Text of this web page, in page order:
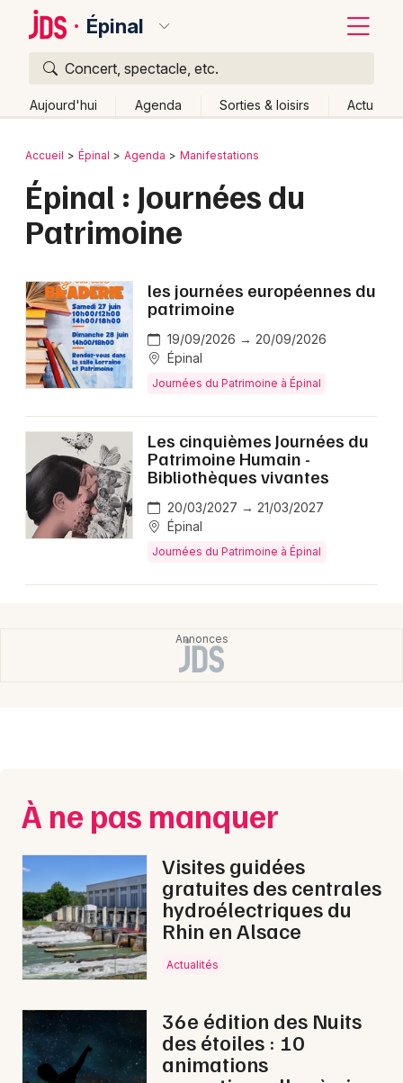
Épinal
Concert, spectacle, etc.
Aujourd'hui Agenda Sorties & loisirs Actu
Publier un événement
Activité & Expérience
Manifestations
Spectacles
Concerts
Sports
Journées du Patrimoine dans le Grand Est
Newsletter des sorties
Artistes en tournée
Actus à Épinal
Magazine à Épinal
Bordeaux
Colmar
Lyon
Marseille
Mulhouse
Nantes
Nice
Paris
Retour
Accueil Épinal Agenda Manifestations
Épinal : Journées du
Patrimoine
les journées européennes du
patrimoine
19/09/2026 → 20/09/2026
Épinal
Journées du Patrimoine à Épinal
Les cinquièmes Journées du
Patrimoine Humain -
Bibliothèques vivantes
20/03/2027 → 21/03/2027
Épinal
Journées du Patrimoine à Épinal
À ne pas manquer
Visites guidées
gratuites des centrales
hydroélectriques du
Rhin en Alsace
Actualités
36e édition des Nuits
des étoiles : 10
animations
Quoi ?
Où ?
Épinal et alentours
Près de moi
Changer de lieu
Quand ?